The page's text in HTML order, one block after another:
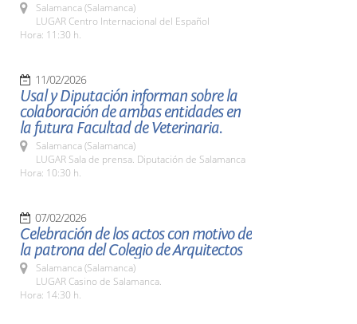
Salamanca (Salamanca)
LUGAR Centro Internacional del Español
Hora: 11:30 h.
11/02/2026
Usal y Diputación informan sobre la
colaboración de ambas entidades en
la futura Facultad de Veterinaria.
Salamanca (Salamanca)
LUGAR Sala de prensa. Diputación de Salamanca
Hora: 10:30 h.
07/02/2026
Celebración de los actos con motivo de
la patrona del Colegio de Arquitectos
Salamanca (Salamanca)
LUGAR Casino de Salamanca.
Hora: 14:30 h.